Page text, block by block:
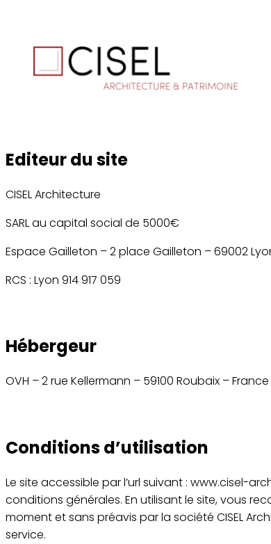
Editeur du site
CISEL Architecture
SARL au capital social de 5000€
Espace Gailleton – 2 place Gailleton – 69002
RCS : Lyon 914 917 059
Hébergeur
OVH – 2 rue Kellermann – 59100 Roubaix – France
Conditions d’utilisation
Le site accessible par l’url suivant : www.cisel-
conditions générales. En utilisant le site, vous
moment et sans préavis par la société CISEL
service.